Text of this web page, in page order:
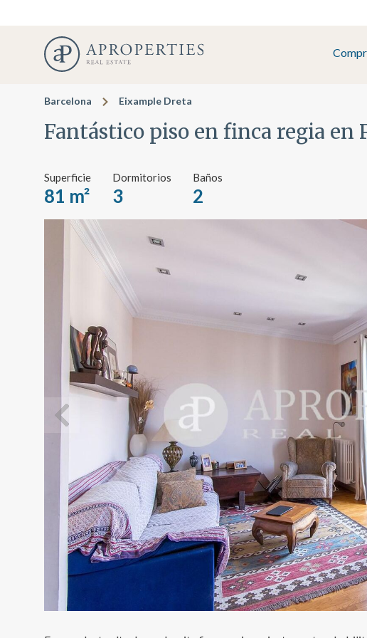
Barcelona Eixample Dreta
Fantástico piso en finca regia en
Superficie
81 m²
Dormitorios
3
Baños
2
Modificar
Técnicas y
Este sitio web
mejorar nuestros
instalación de las
pudiendo, si así lo
deberá tener en